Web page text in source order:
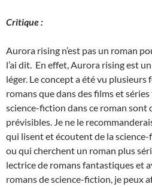
Critique :
Aurora rising n’est pas un roman
l’ai dit. En effet, Aurora rising est
léger. Le concept a été vu plusieurs
romans que dans des films et
science-fiction dans ce roman
prévisibles. Je ne le
qui lisent et écoutent de la
ou qui cherchent un roman plus
lectrice de romans fantastiques et
romans de science-fiction, je peux